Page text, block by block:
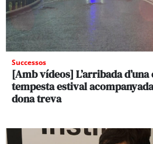
Successos
[Amb vídeos] L’arribada
tempesta estival
dona treva